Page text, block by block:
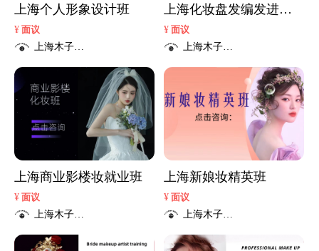
上海个人形象设计班
¥ 面议
上海木子彩
上海化妆盘发编发进修
班
¥ 面议
上海木子彩
上海商业影楼妆就业班
¥ 面议
上海木子彩
学校
上海新娘妆精英班
¥ 面议
上海木子彩
学校